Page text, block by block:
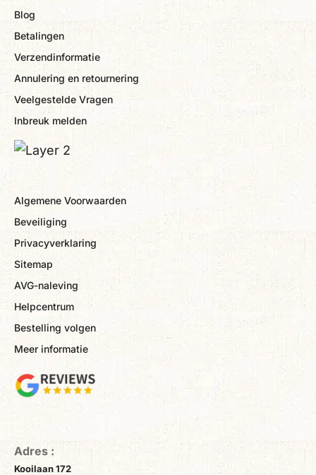
Blog
Betalingen
Verzendinformatie
Annulering en retournering
Veelgestelde Vragen
Inbreuk melden
Algemene Voorwaarden
Beveiliging
Privacyverklaring
Sitemap
AVG-naleving
Helpcentrum
Bestelling volgen
Meer informatie
Adres :
Kooilaan 172